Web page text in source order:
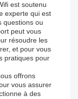
est soutenu
experte qui est
questions ou
peut vous
résoudre les
et pour vous
pratiques pour
offrons
vous assurer
à des